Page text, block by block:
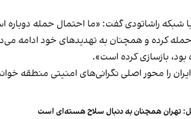
به تهدیدهای خود ادامه می‌دهد و فکر
بازسازی کرده‌ است».
تهران همچنان به دنبال سلاح هسته‌ای است